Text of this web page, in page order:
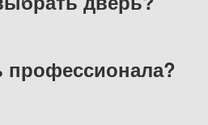
профессионала?